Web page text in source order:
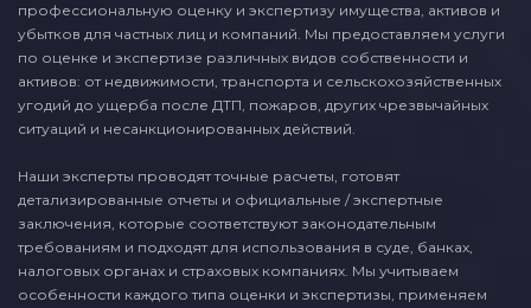
профессиональную оценку и экспертизу имущества, активов и
убытков для частных лиц и компаний. Мы предоставляем услуги
по оценке и экспертизе различных видов собственности и
активов: от недвижимости, транспорта и сельскохозяйственных
угодий до ущерба после ДТП, пожаров, других чрезвычайных
ситуаций и несанкционированных действий.
Наши эксперты проводят точные расчеты, готовят
детализированные отчеты и официальные / экспертные
заключения, которые соответствуют законодательным
требованиям и подходят для использования в суде, банках,
налоговых органах и страховых компаниях. Мы учитываем
особенности каждого типа оценки и экспертизы, применяем